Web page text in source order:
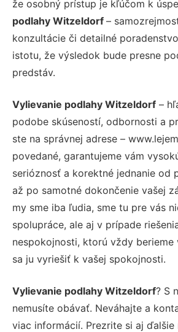
že osobný prístup je kľúčom k
podlahy Witzeldorf –
konzultácie či detailné
istotu, že výsledok bude presne
predstáv.
Vylievanie podlahy Witzeldorf –
podobe skúseností, odbornosti a
ste na správnej adrese –
povedané, garantujeme vám
serióznosť a korektné jednanie od
až po samotné dokončenie vašej
my sme iba ľudia, sme tu pre vás
spolupráce, ale aj v prípade
nespokojnosti, ktorú vždy berieme
sa ju vyriešiť k vašej spokojnosti.
Vylievanie podlahy Witzeldorf? S
nemusíte obávať. Neváhajte a
viac informácií. Prezrite si aj ďalšie